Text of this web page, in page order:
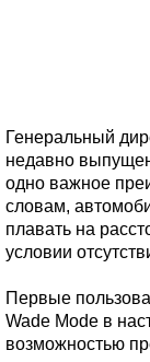
Генеральный
недавно
одно важное
словам,
плавать на
условии
Первые
Wade Mode в
возможностью